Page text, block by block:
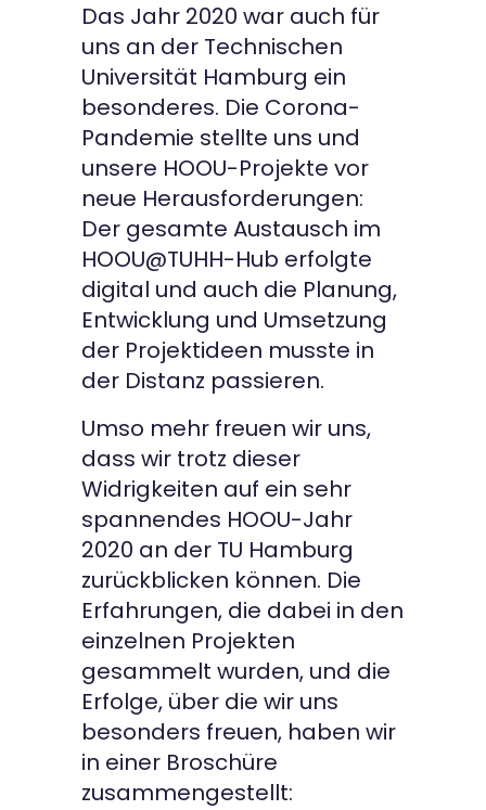
Das Jahr 2020 war auch für
uns an der Technischen
Universität Hamburg ein
besonderes. Die Corona-
Pandemie stellte uns und
unsere HOOU-Projekte vor
neue Herausforderungen:
Der gesamte Austausch im
HOOU@TUHH-Hub erfolgte
digital und auch die Planung,
Entwicklung und Umsetzung
der Projektideen musste in
der Distanz passieren.
Umso mehr freuen wir uns,
dass wir trotz dieser
Widrigkeiten auf ein sehr
spannendes HOOU-Jahr
2020 an der TU Hamburg
zurückblicken können. Die
Erfahrungen, die dabei in den
einzelnen Projekten
gesammelt wurden, und die
Erfolge, über die wir uns
besonders freuen, haben wir
in einer Broschüre
zusammengestellt: